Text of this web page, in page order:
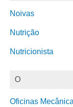
Noivas
Nutrição
Nutricionista
O
Oficinas